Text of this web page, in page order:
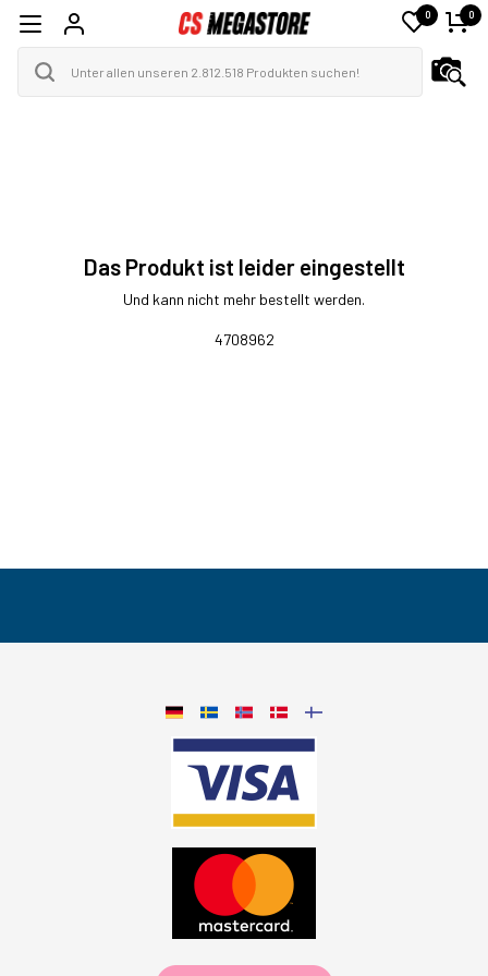
0 0
Das Produkt ist leider eingestellt
Und kann nicht mehr bestellt werden.
4708962